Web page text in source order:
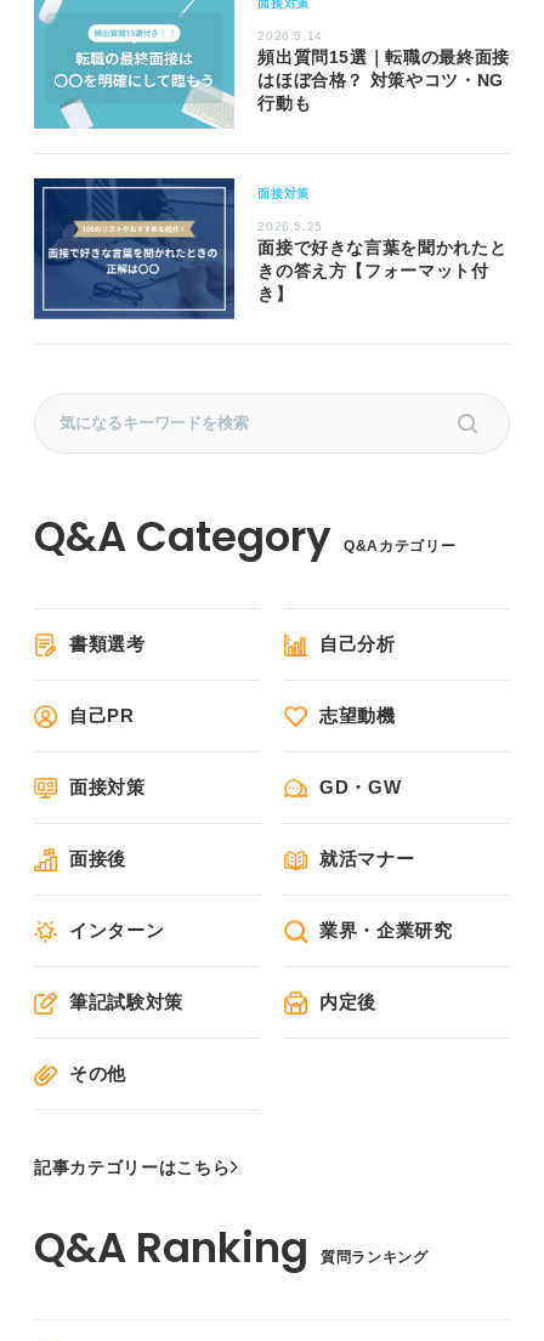
面接対策
2026.5.14
頻出質問15選｜転職の最終面接
はほぼ合格？ 対策やコツ・NG
行動も
面接対策
2026.5.25
面接で好きな言葉を聞かれたと
きの答え方【フォーマット付
き】
Q&Aカテゴリー
書類選考 自己分析
自己PR 志望動機
面接対策 GD・GW
面接後 就活マナー
インターン 業界・企業研究
筆記試験対策 内定後
その他
記事カテゴリーはこちら
質問ランキング